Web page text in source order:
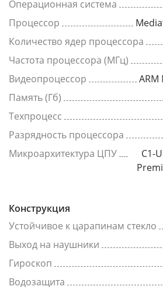
Операционная система
Процессор
Количество ядер процессора
Частота процессора (МГц)
Видеопроцессор
ARM
Память (Гб)
Техпроцесс
Разрядность процессора
Микроархитектура ЦПУ
C1-
Конструкция
Устойчивое к царапинам стекло
Выход на наушники
Гироскоп
Водозащита